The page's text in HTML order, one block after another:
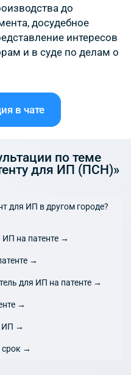
до
досудебное
интересов
и в суде по делам о
в чате
по теме
для ИП (ПСН)»
для ИП в другом городе?
на патенте →
→
для ИП на патенте →
→
ИП →
срок →